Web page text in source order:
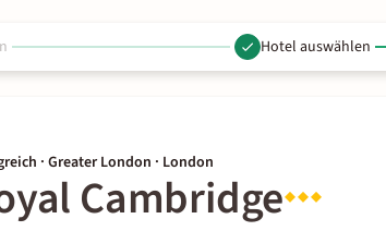
Hotel auswählen
· Greater London · London
Cambridge